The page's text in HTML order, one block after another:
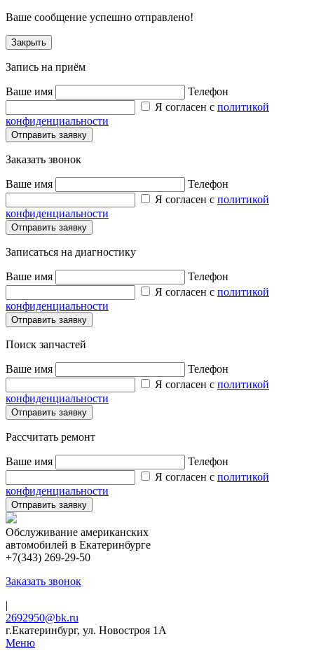
Ваше сообщение успешно отправлено!
Закрыть
Запись на приём
Ваше имя
Телефон
Я согласен с политикой
конфиденциальности
Заказать звонок
Ваше имя
Телефон
Я согласен с политикой
конфиденциальности
Записаться на диагностику
Ваше имя
Телефон
Я согласен с политикой
конфиденциальности
Поиск запчастей
Ваше имя
Телефон
Я согласен с политикой
конфиденциальности
Рассчитать ремонт
Ваше имя
Телефон
Я согласен с политикой
конфиденциальности
Обслуживание американских
автомобилей в Екатеринбурге
+7(343) 269-29-50
Заказать звонок
|
2692950@bk.ru
г.Екатеринбург, ул. Новостроя 1А
Меню